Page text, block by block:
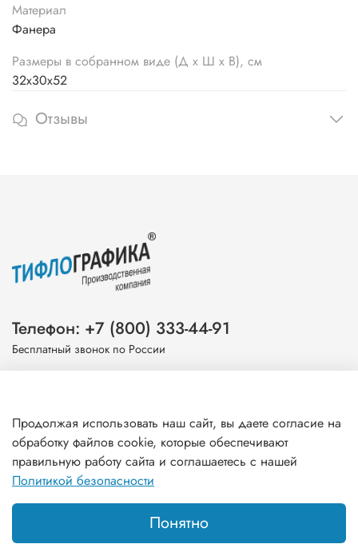
Материал
Фанера
Размеры в собранном виде (Д х Ш х В), см
32х30х52
Отзывы
Информация
Телефон: +7 (800) 333-44-91
Бесплатный звонок по России
Продолжая использовать наш сайт, вы даете согласие на
обработку файлов cookie, которые обеспечивают
правильную работу сайта и соглашаетесь с нашей
Политикой безопасности
Понятно